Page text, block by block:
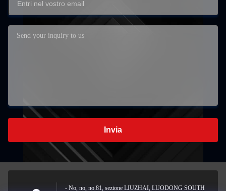
Invia
- No, no, no.81, sezione LIUZHAI, LUODONG SOUTH